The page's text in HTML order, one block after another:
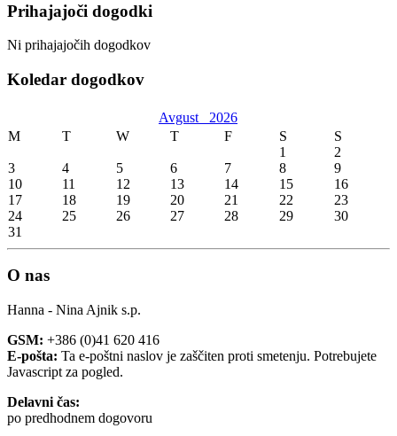
Prihajajoči dogodki
Ni prihajajočih dogodkov
Koledar dogodkov
Avgust 2026
M
T W T F S
S
1
2
3
4 5 6 7 8
9
10
11 12 13 14 15
16
17
18 19 20 21 22
23
24
25 26 27 28 29
30
31
O nas
Hanna - Nina Ajnik s.p.
GSM: +386 (0)41 620 416
E-pošta: Ta e-poštni naslov je zaščiten proti smetenju. Potrebujete
Javascript za pogled.
Delavni čas:
po predhodnem dogovoru